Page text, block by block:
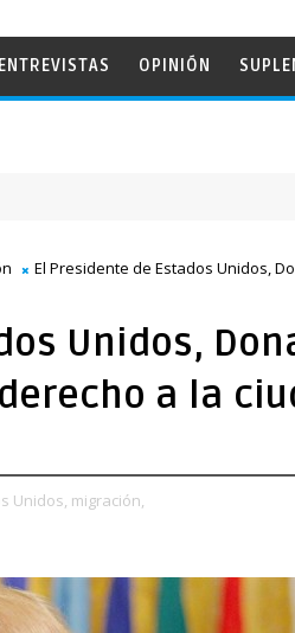
ENTREVISTAS OPINIÓN
El Presidente de Estados Unidos,
Unidos,
a la
Unidos, migración,